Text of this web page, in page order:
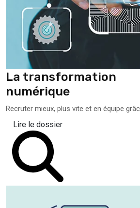
La transformation
numérique
Recruter mieux, plus vite et en équipe
Lire le dossier